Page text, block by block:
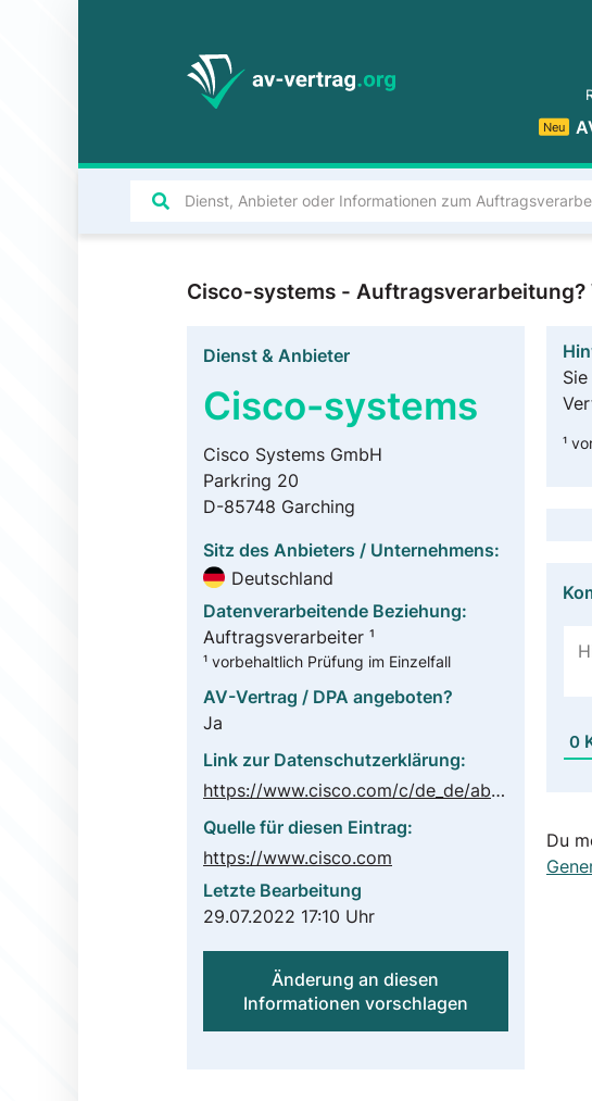
Neu
Cisco-systems - Auftragsverarbeitung?
Dienst & Anbieter
Cisco-systems
Cisco Systems GmbH
Parkring 20
D-85748 Garching
Sitz des Anbieters / Unternehmens:
Deutschland
Datenverarbeitende Beziehung:
Auftragsverarbeiter ¹
¹ vorbehaltlich Prüfung im Einzelfall
AV-Vertrag / DPA angeboten?
Ja
Link zur Datenschutzerklärung:
https://www.cisco.com/c/de_de/about/legal/privacy-full.html
Quelle für diesen Eintrag:
https://www.cisco.com
Letzte Bearbeitung
29.07.2022 17:10 Uhr
Änderung an diesen
Informationen vorschlagen
¹
0
Du